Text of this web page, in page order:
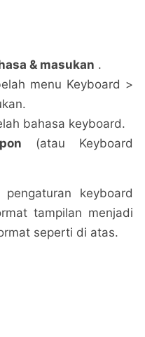
& masukan .
menu Keyboard >
bahasa keyboard.
(atau Keyboard
keyboard
tampilan menjadi
seperti di atas.